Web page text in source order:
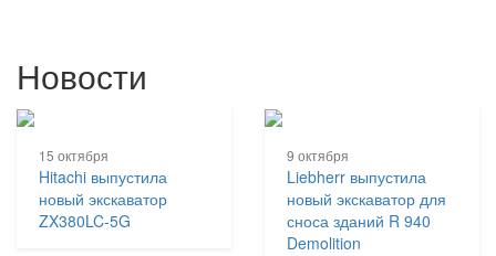
Новости
15 октября
Hitachi выпустила
новый экскаватор
ZX380LC-5G
9 октября
Liebherr выпустила
новый экскаватор для
сноса зданий R 940
Demolition